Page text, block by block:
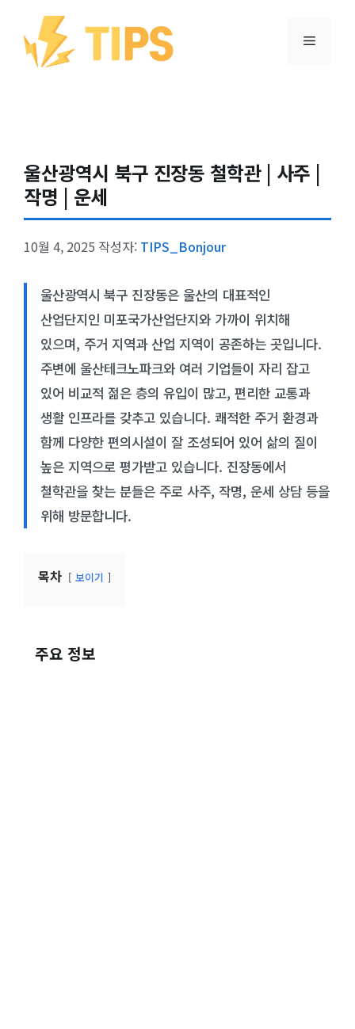
건너뛰기
메뉴
울산광역시 북구 진장동 철학관 | 사주 |
작명 | 운세
10월 4, 2025 작성자: TIPS_Bonjour
울산광역시 북구 진장동은 울산의 대표적인
산업단지인 미포국가산업단지와 가까이 위치해
있으며, 주거 지역과 산업 지역이 공존하는 곳입니다.
주변에 울산테크노파크와 여러 기업들이 자리 잡고
있어 비교적 젊은 층의 유입이 많고, 편리한 교통과
생활 인프라를 갖추고 있습니다. 쾌적한 주거 환경과
함께 다양한 편의시설이 잘 조성되어 있어 삶의 질이
높은 지역으로 평가받고 있습니다. 진장동에서
철학관을 찾는 분들은 주로 사주, 작명, 운세 상담 등을
위해 방문합니다.
목차 보이기
주요 정보